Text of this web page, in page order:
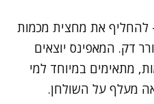
להחליף את מחצית מכמות
דק. המאפינס יוצאים
מתאימים במיוחד למי
מעלף על השולחן.